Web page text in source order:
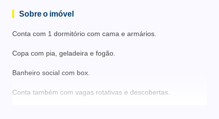
Sobre o imóvel
Conta com 1 dormitório com cama e armários.
Copa com pia, geladeira e fogão.
Banheiro social com box.
Conta também com vagas rotativas e descobertas.